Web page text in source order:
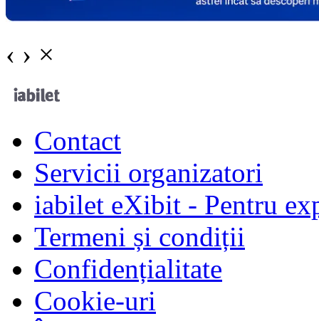
‹ › ×
Contact
Servicii organizatori
iabilet eXibit - Pentru
Termeni și condiții
Confidențialitate
Cookie-uri